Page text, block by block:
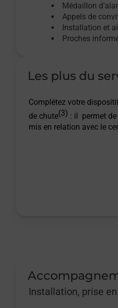
Médaillon
Appels de
Installation et
Proches
Les plus du
Complétez votre
de chute(3) : il permet
mis en relation avec le
Installation, prise